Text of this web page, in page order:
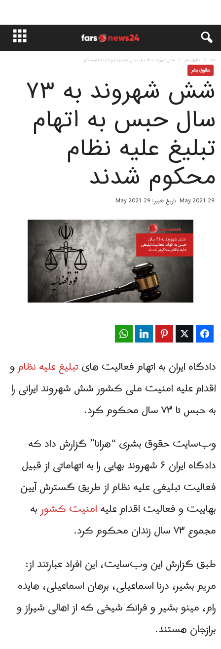
خانه حقوق بشر شش شهروند به ۷۳ سال حبس به اتهام تبلیغ علیه نظام محکوم...
حقوق بشر
شش شهروند به ۷۳
سال حبس به اتهام
تبلیغ علیه نظام
محکوم شدند
29 May 2021 تاریخ تغییر: 29 May 2021
Facebook
Twitter
Pinterest
LinkedIn
دادگاه ایران به اتهام فعالیت هایتبلیغ علیه نظامو
اقدام علیه امنیت ملی کشور شش شهروند ایرانی را
به حبس تا ۷۳ سال محکوم کرد.
وب‌سایت حقوق بشری “هرانا” گزارش داد كه
دادگاه ايران ۶ شهروند بهایی را به اتهاماتی از قبيل
فعالیت تبلیغی علیه نظام از طریق گسترش آیین
بهاییت و فعاليت اقدام علیهامنیت کشوربه
مجموع ۷۳ سال زندان محكوم كرد.
طبق گزارش این وب‌سایت، این افراد عبارتند از:
مریم بشیر، درنا اسماعیلی، برهان اسماعیلی، هایده
رام، مینو بشیر و فرانک شیخی که از اهالی شیراز و
برازجان هستند.